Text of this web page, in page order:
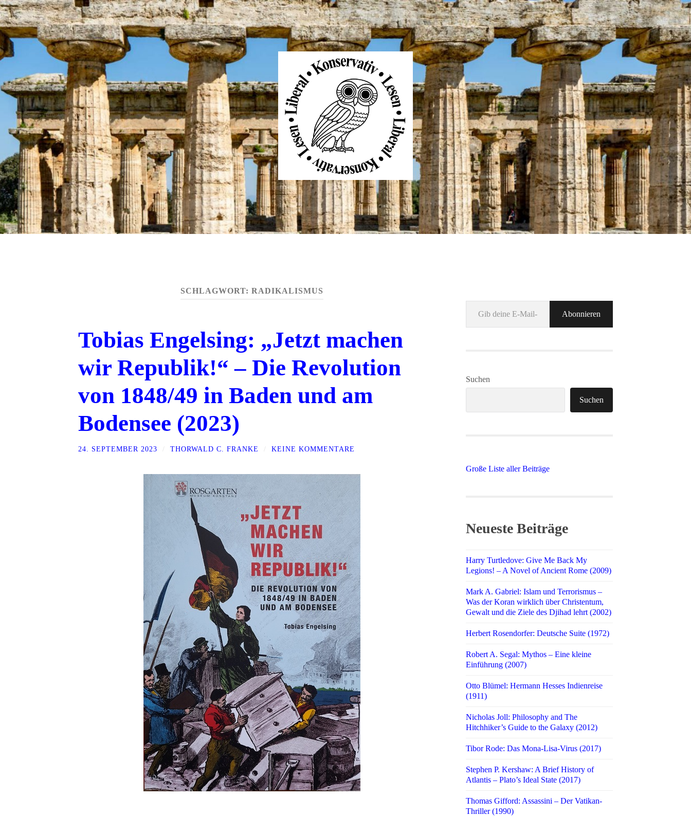
Liberal
Konservativ
Lesen
SCHLAGWORT: RADIKALISMUS
Tobias Engelsing: „Jetzt machen
wir Republik!“ – Die Revolution
von 1848/49 in Baden und am
Bodensee (2023)
24. SEPTEMBER 2023 THORWALD C. FRANKE KEINE KOMMENTARE
Gib deine E-Mail-Adresse ein ...
Abonnieren
Suchen
Suchen
Große Liste aller Beiträge
Neueste Beiträge
Harry Turtledove: Give Me Back My
Legions! – A Novel of Ancient Rome (2009)
Mark A. Gabriel: Islam und Terrorismus –
Was der Koran wirklich über Christentum,
Gewalt und die Ziele des Djihad lehrt (2002)
Herbert Rosendorfer: Deutsche Suite (1972)
Robert A. Segal: Mythos – Eine kleine
Einführung (2007)
Otto Blümel: Hermann Hesses Indienreise
(1911)
Nicholas Joll: Philosophy and The
Hitchhiker’s Guide to the Galaxy (2012)
Tibor Rode: Das Mona-Lisa-Virus (2017)
Stephen P. Kershaw: A Brief History of
Atlantis – Plato’s Ideal State (2017)
Thomas Gifford: Assassini – Der Vatikan-
Thriller (1990)